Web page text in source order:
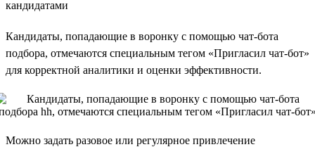
кандидатами
Кандидаты, попадающие в воронку с помощью чат-бота
подбора, отмечаются специальным тегом «Пригласил чат-бот»
для корректной аналитики и оценки эффективности.
Можно задать разовое или регулярное привлечение